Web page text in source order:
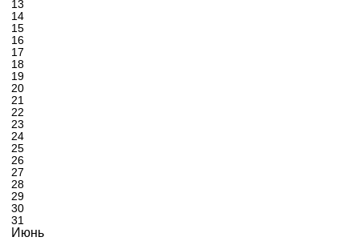
13
14
15
16
17
18
19
20
21
22
23
24
25
26
27
28
29
30
31
Июнь